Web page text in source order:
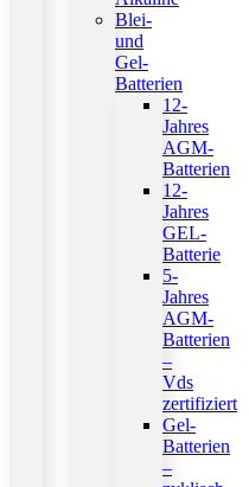
Blei-
und
Gel-
Batterien
12-
Jahres
AGM-
Batterien
12-
Jahres
GEL-
Batterie
5-
Jahres
AGM-
Batterien
–
Vds
zertifiziert
Gel-
Batterien
–